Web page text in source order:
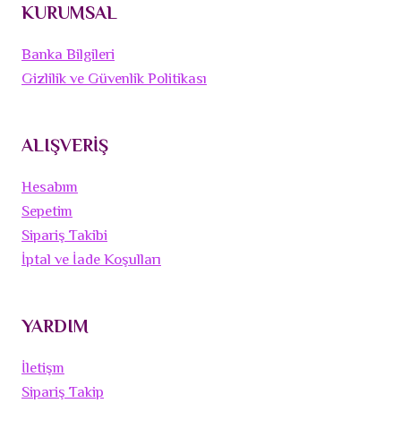
KURUMSAL
Banka Bilgileri
Gizlilik ve Güvenlik Politikası
ALIŞVERİŞ
Hesabım
Sepetim
Sipariş Takibi
İptal ve İade Koşulları
YARDIM
İletişm
Sipariş Takip